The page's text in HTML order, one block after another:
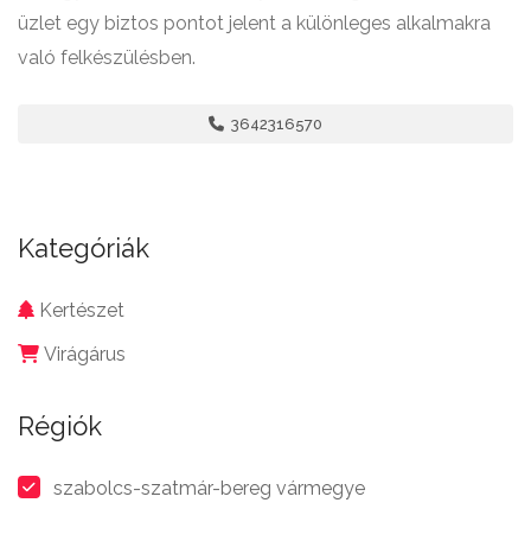
üzlet egy biztos pontot jelent a különleges alkalmakra
való felkészülésben.
3642316570
Kategóriák
Kertészet
Virágárus
Régiók
szabolcs-szatmár-bereg vármegye